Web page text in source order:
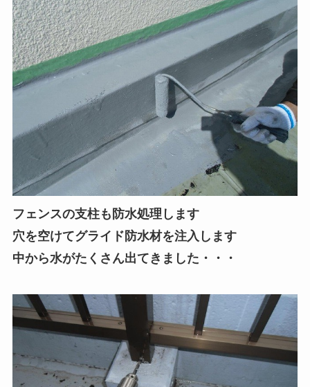
フェンスの支柱も防水処理します
穴を空けてグライド防水材を注入します
中から水がたくさん出てきました・・・